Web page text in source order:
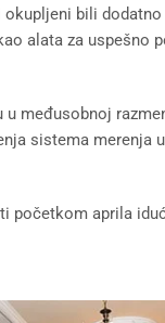
bili
alata za uspešno
u međusobnoj
sistema merenja
početkom aprila